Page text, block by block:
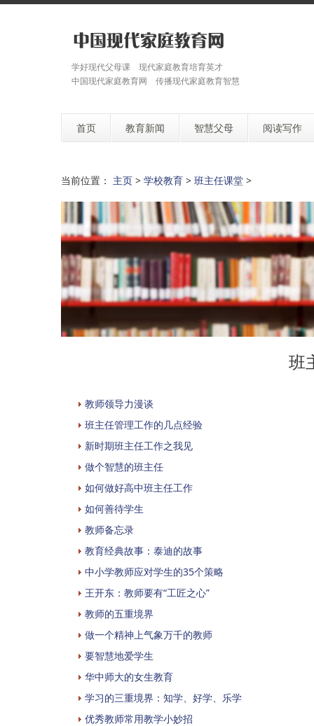
学好现代父母课 现代家庭教育培育英才
中国现代家庭教育网 传播现代家庭教育智慧
首页 教育新闻 智慧父母 阅读写作
当前位置： 主页 > 学校教育 > 班主任课堂 >
班
教师领导力漫谈
班主任管理工作的几点经验
新时期班主任工作之我见
做个智慧的班主任
如何做好高中班主任工作
如何善待学生
教师备忘录
教育经典故事：泰迪的故事
中小学教师应对学生的35个策略
王开东：教师要有“工匠之心”
教师的五重境界
做一个精神上气象万千的教师
要智慧地爱学生
华中师大的女生教育
学习的三重境界：知学、好学、乐学
优秀教师常用教学小妙招